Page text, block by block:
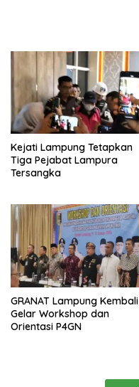
Kejati Lampung Tetapkan
Tiga Pejabat Lampura
Tersangka
GRANAT Lampung Kembali
Gelar Workshop dan
Orientasi P4GN